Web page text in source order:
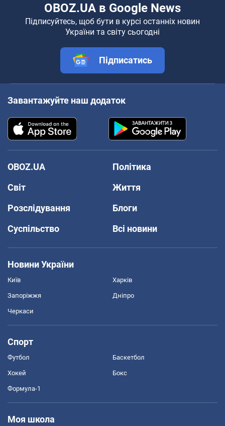
OBOZ.UA в Google News
Підписуйтесь, щоб бути в курсі останніх новин
України та світу сьогодні
Підписатись
Завантажуйте наш додаток
OBOZ.UA
Політика
Світ
Життя
Розслідування
Блоги
Суспільство
Всі новини
Новини України
Київ Харків
Запоріжжя Дніпро
Черкаси
Спорт
Футбол Баскетбол
Хокей Бокс
Формула-1
Моя школа